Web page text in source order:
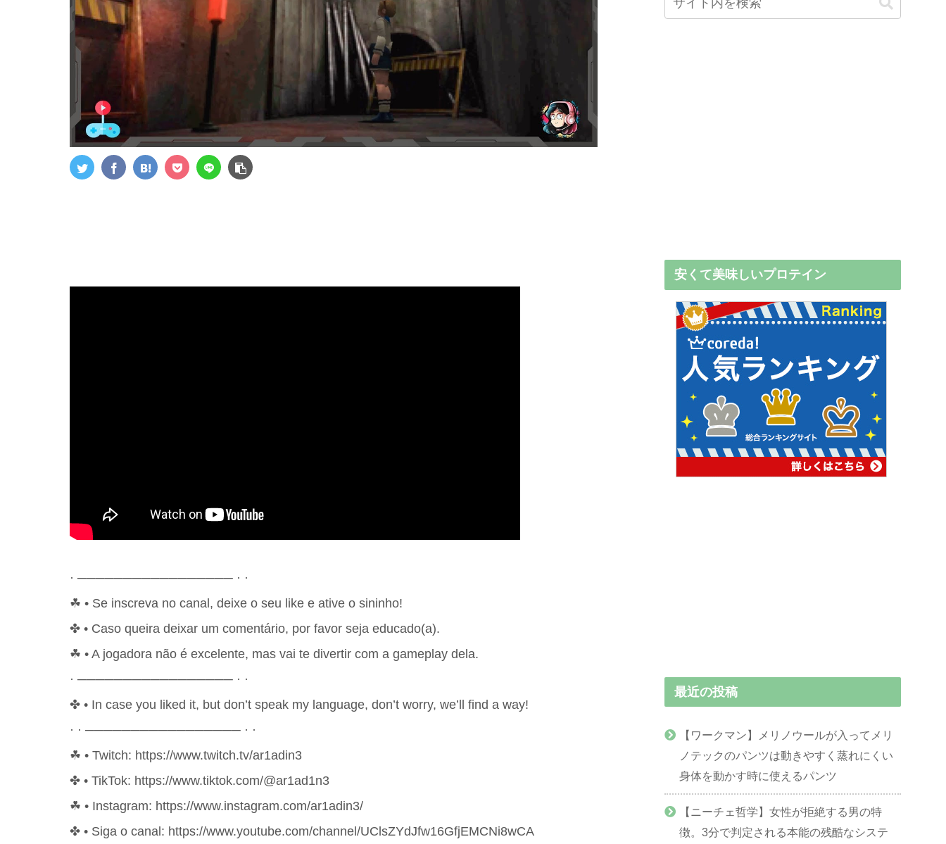
· ───────────────── · ·
☘ • Se inscreva no canal, deixe o seu like e ative o sininho!
✤ • Caso queira deixar um comentário, por favor seja educado(a).
☘ • A jogadora não é excelente, mas vai te divertir com a gameplay dela.
· ───────────────── · ·
✤ • In case you liked it, but don’t speak my language, don’t worry, we’ll find a way!
· · ───────────────── · ·
☘ • Twitch: https://www.twitch.tv/ar1adin3
✤ • TikTok: https://www.tiktok.com/@ar1ad1n3
☘ • Instagram: https://www.instagram.com/ar1adin3/
✤ • Siga o canal: https://www.youtube.com/channel/UClsZYdJfw16GfjEMCNi8wCA
安くて美味しいプロテイン
最近の投稿
【ワークマン】メリノウールが入ってメリ
ノテックのパンツは動きやすく蒸れにくい
身体を動かす時に使えるパンツ
【ニーチェ哲学】女性が拒絶する男の特
徴。3分で判定される本能の残酷なシステ